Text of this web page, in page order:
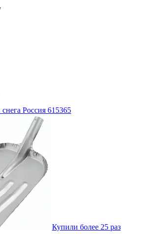
Россия 615365
Купили более 25 раз